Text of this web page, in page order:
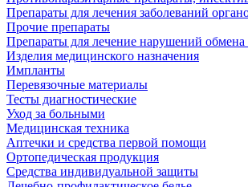
Препараты для лечения заболеваний
Прочие препараты
Препараты для лечение нарушений обмена
Изделия медицинского назначения
Импланты
Перевязочные материалы
Тесты диагностические
Уход за больными
Медицинская техника
Аптечки и средства первой помощи
Ортопедическая продукция
Средства индивидуальной защиты